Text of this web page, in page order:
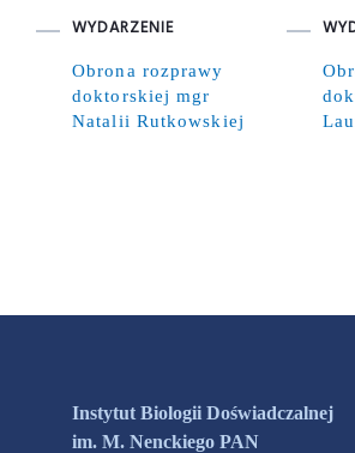
WYDARZENIE
Obrona rozprawy
doktorskiej mgr
Natalii Rutkowskiej
Instytut Biologii Doświadczalnej
im. M. Nenckiego PAN